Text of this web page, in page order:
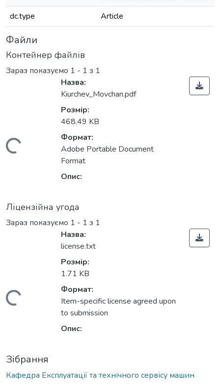
dc.type
Article
Файли
Контейнер файлів
Зараз показуємо 1 - 1 з 1
Вантажиться...
Назва:
Kiurchev_Movchan.pdf
Розмір:
468.49 KB
Формат:
Adobe Portable Document
Format
Опис:
Ліцензійна угода
Зараз показуємо 1 - 1 з 1
Вантажиться...
Назва:
license.txt
Розмір:
1.71 KB
Формат:
Item-specific license agreed upon
to submission
Опис:
Зібрання
Кафедра Експлуатації та технічного сервісу машин